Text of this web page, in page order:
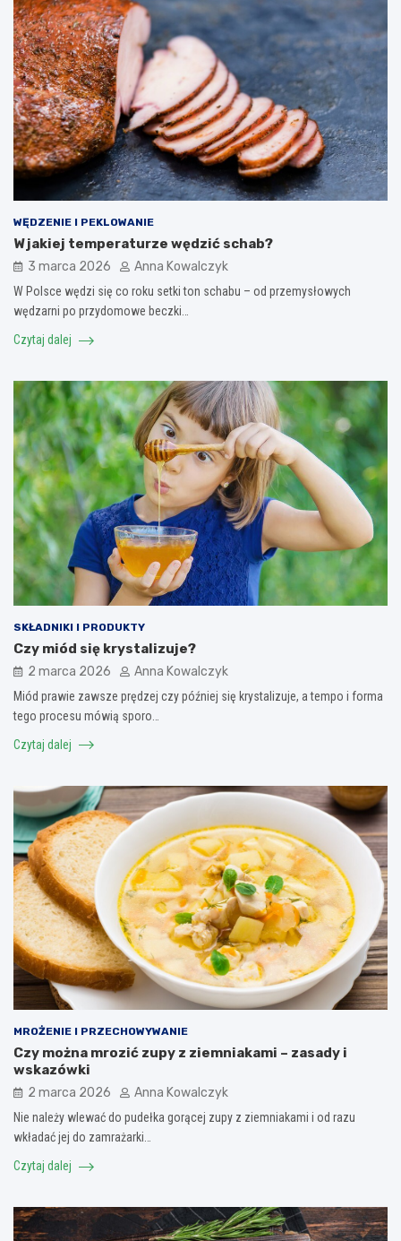
WĘDZENIE I PEKLOWANIE
W jakiej temperaturze wędzić schab?
3 marca 2026 Anna Kowalczyk
W Polsce wędzi się co roku setki ton schabu – od przemysłowych
wędzarni po przydomowe beczki…
Czytaj dalej
SKŁADNIKI I PRODUKTY
Czy miód się krystalizuje?
2 marca 2026 Anna Kowalczyk
Miód prawie zawsze prędzej czy później się krystalizuje, a tempo i forma
tego procesu mówią sporo…
Czytaj dalej
MROŻENIE I PRZECHOWYWANIE
Czy można mrozić zupy z ziemniakami – zasady i
wskazówki
2 marca 2026 Anna Kowalczyk
Nie należy wlewać do pudełka gorącej zupy z ziemniakami i od razu
wkładać jej do zamrażarki…
Czytaj dalej